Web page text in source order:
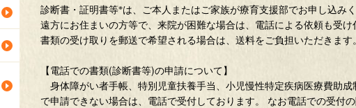
診断書・証明書等※は、ご本人またはご家族が療育支援部でお申し込みく
遠方にお住まいの方等で、来院が困難な場合は、電話による依頼も受け
書類の受け取りを郵送で希望される場合は、送料をご負担いただきます。
【電話での書類(診断書等)の申請について】
身体障がい者手帳、特別児童扶養手当、小児慢性特定疾病医療費助
で申請できない場合は、電話で受付しております。 なお電話での受付